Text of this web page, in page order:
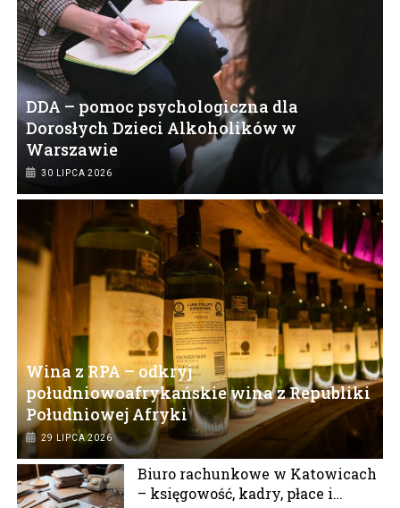
DDA – pomoc psychologiczna dla
Dorosłych Dzieci Alkoholików w
Warszawie
30 LIPCA 2026
Wina z RPA – odkryj
południowoafrykańskie wina z Republiki
Południowej Afryki
29 LIPCA 2026
Biuro rachunkowe w Katowicach
– księgowość, kadry, płace i